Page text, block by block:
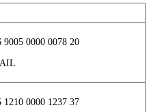
0000 0078 20
0000 1237 37